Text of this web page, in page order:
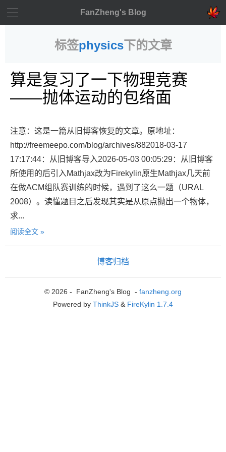
FanZheng's Blog
标签physics下的文章
算是复习了一下物理竞赛
——抛体运动的包络面
注意：这是一篇从旧博客恢复的文章。原地址：
http://freemeepo.com/blog/archives/882018-03-17
17:17:44：从旧博客导入2026-05-03 00:05:29：从旧博客
所使用的后引入Mathjax改为Firekylin原生Mathjax几天前
在做ACM组队赛训练的时候，遇到了这么一题（URAL
2008）。读懂题目之后发现其实是从原点抛出一个物体，
求...
阅读全文 »
博客归档
© 2026 - FanZheng's Blog - fanzheng.org
Powered by ThinkJS & FireKylin 1.7.4